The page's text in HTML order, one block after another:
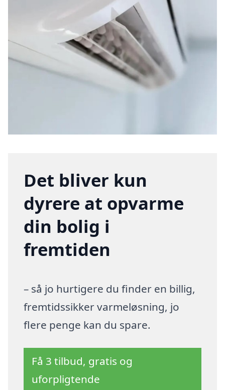
Det bliver kun
dyrere at opvarme
din bolig i
fremtiden
– så jo hurtigere du finder en billig,
fremtidssikker varmeløsning, jo
flere penge kan du spare.
Få 3 tilbud, gratis og
uforpligtende